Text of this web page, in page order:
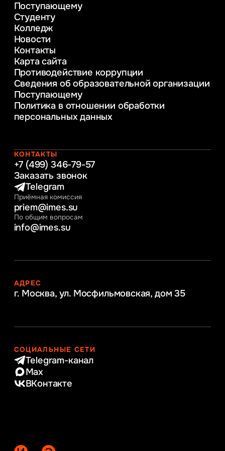
Психолого-педагогическое
консультирование и медиация
в образовании
Веб-дизайн
Управление инновационным развитием
предприятия
Уголовное право
Информационные технологии в бизнесе
Информационное и программное
обеспечение бизнес процессов
Управление человеческими ресурсами
Интернет-маркетинг
Поступающему
Студенту
Колледж
Новости
Контакты
Карта сайта
Противодействие коррупции
Сведения об образовательной организации
Поступающему
Политика в отношении обработки
персональных данных
КОНТАКТЫ
+7 (499) 346-79-57
Заказать звонок
Telegram
Приёмная комиссия
priem@imes.su
По общим вопросам
info@imes.su
АДРЕС
г. Москва, ул. Мосфильмовская, дом 35
СОЦИАЛЬНЫЕ СЕТИ
Telegram-канал
Max
ВКонтакте